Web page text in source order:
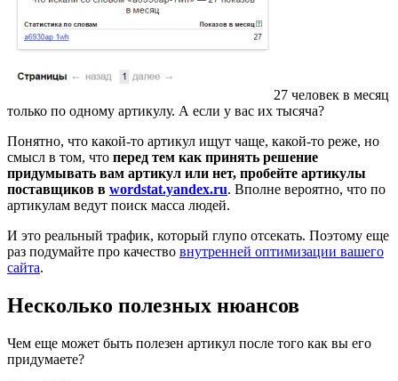
27 человек в месяц
только по одному артикулу. А если у вас их тысяча?
Понятно, что какой-то артикул ищут чаще, какой-то реже, но
смысл в том, что перед тем как принять решение
придумывать вам артикул или нет, пробейте артикулы
поставщиков в wordstat.yandex.ru. Вполне вероятно, что по
артикулам ведут поиск масса людей.
И это реальный трафик, который глупо отсекать. Поэтому еще
раз подумайте про качество внутренней оптимизации вашего
сайта.
Несколько полезных нюансов
Чем еще может быть полезен артикул после того как вы его
придумаете?